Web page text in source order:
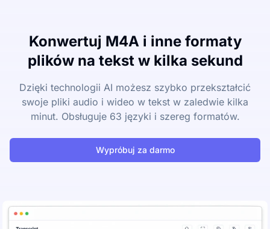
Konwertuj M4A i inne formaty
plików na tekst w kilka sekund
Dzięki technologii AI możesz szybko przekształcić
swoje pliki audio i wideo w tekst w zaledwie kilka
minut. Obsługuje 63 języki i szereg formatów.
Wypróbuj za darmo